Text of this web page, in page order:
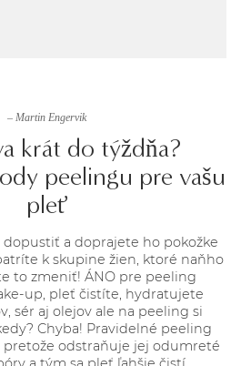
– Martin Engervik
krát do týždňa?
peelingu pre vašu
pleť
a doprajete ho pokožke
k skupine žien, ktoré naňho
to zmeniť! ÁNO pre peeling
up, pleť čistíte, hydratujete
sér aj olejov ale na peeling si
Chyba! Pravidelné peeling
pretože odstraňuje jej odumreté